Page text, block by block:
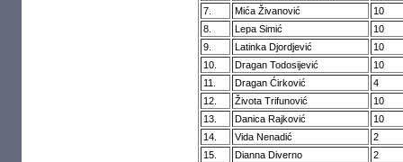
7.
Mića Živanović
10
8.
Lepa Simić
10
9.
Latinka Djordjević
10
10.
Dragan Todosijević
10
11.
Dragan Ćirković
4
12.
Života Trifunović
10
13.
Danica Rajković
10
14.
Vida Nenadić
2
15.
Dianna Diverno
2